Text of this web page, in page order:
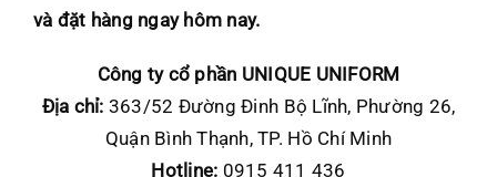
và đặt hàng ngay hôm nay.
Công ty cổ phần UNIQUE UNIFORM
Địa chỉ: 363/52 Đường Đinh Bộ Lĩnh, Phường 26,
Quận Bình Thạnh, TP. Hồ Chí Minh
Hotline: 0915 411 436